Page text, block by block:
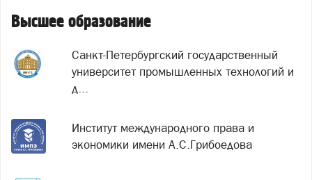
Высшее образование
Санкт-Петербургский государственный
университет промышленных технологий и
д...
Институт международного права и
экономики имени А.С.Грибоедова